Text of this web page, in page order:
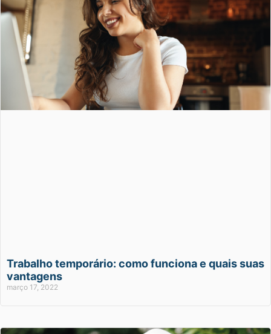
Trabalho temporário: como funciona e quais suas
vantagens
março 17, 2022